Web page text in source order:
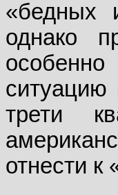
«бедных
однако
трети
отнести к